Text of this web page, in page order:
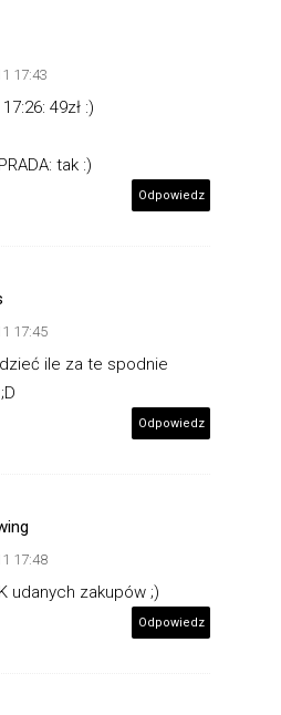
17:43
49zł :)
tak :)
Odpowiedz
17:45
ile za te spodnie
Odpowiedz
17:48
udanych zakupów ;)
Odpowiedz